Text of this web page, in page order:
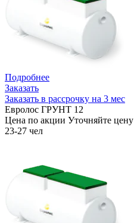
Подробнее
Заказать
Заказать в рассрочку на 3 мес
Евролос ГРУНТ 12
Цена по акции Уточняйте цену
23-27 чел